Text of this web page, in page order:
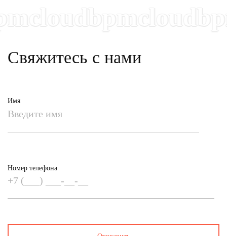
Свяжитесь с нами
Имя
Номер телефона